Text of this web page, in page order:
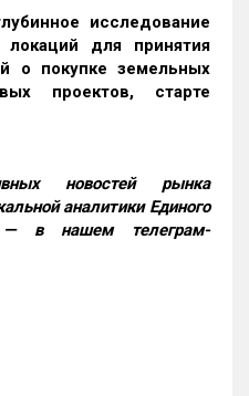
исследование
для принятия
о покупке земельных
проектов, старте
новостей рынка
аналитики Единого
— в нашем телеграм-